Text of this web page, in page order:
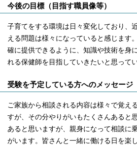
今後の目標（目指す職員像等）
子育てをする環境は日々変化しており、
える問題は様々になっていると感じます
確に提供できるように、知識や技術を身
れる保健師を目指していきたいと思ってい
受験を予定している方へのメッセージ
ご家族から相談される内容は様々で覚え
すが、その分やりがいもたくさんあると
あると思いますが、親身になって相談に
がいます。皆さんと一緒に働ける日を楽